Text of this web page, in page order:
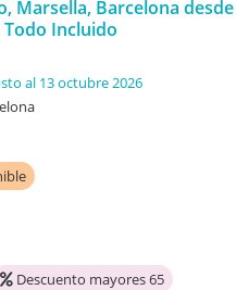
Marsella, Barcelona desde
Incluido
al 13 octubre 2026
Descuento mayores 65